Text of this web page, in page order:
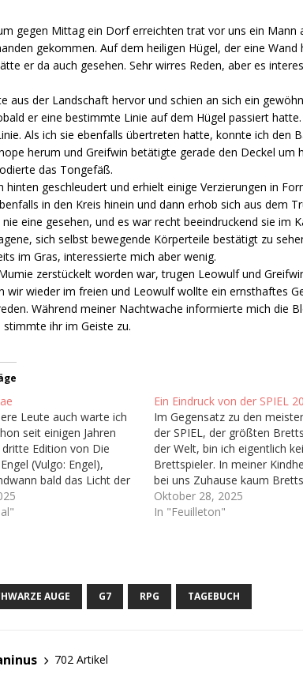
gegen Mittag ein Dorf erreichten trat vor uns ein
gekommen. Auf dem heiligen Hügel, der eine
er da auch gesehen. Sehr wirres Reden, aber es
aus der Landschaft hervor und schien an sich ein
er eine bestimmte Linie auf dem Hügel passiert
Als ich sie ebenfalls übertreten hatte, konnte ich den
herum und Greifwin betätigte gerade den Deckel um
das Tongefäß.
hinten geschleudert und erhielt einige Verzierungen in
in den Kreis hinein und dann erhob sich aus dem
eine gesehen, und es war recht beeindruckend sie im
sich selbst bewegende Körperteile bestätigt zu
im Gras, interessierte mich aber wenig.
zerstückelt worden war, trugen Leowulf und
wir wieder im freien und Leowulf wollte ein ernsthaftes
Während meiner Nachtwache informierte mich die
stimmte ihr im Geiste zu.
Leute auch warte ich
seit einigen Jahren
Edition von Die
(Vulgo: Engel),
bald das Licht der
Hoffentlich. Immerhin
ein Playtest-
Ein Eindruck von der SPIEL
Im Gegensatz zu den
der SPIEL, der größten
der Welt, bin ich eigentlich
Brettspieler. In meiner
bei uns Zuhause kaum
gespielt abseits von ab und
oder Monopoly,
Oktober 28, 2025
In "Feuilleton"
AUGE G7 RPG TAGEBUCH
702 Artikel